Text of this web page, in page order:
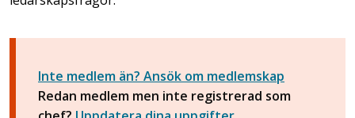
Inte medlem än? Ansök om medlemskap
Redan medlem men inte registrerad som